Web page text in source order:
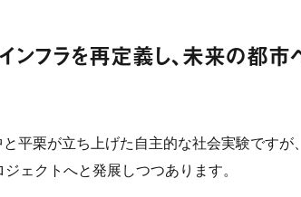
ンフラを再定義し、未来の都市
と平栗が立ち上げた自主的な社会実験です
ェクトへと発展しつつあります。